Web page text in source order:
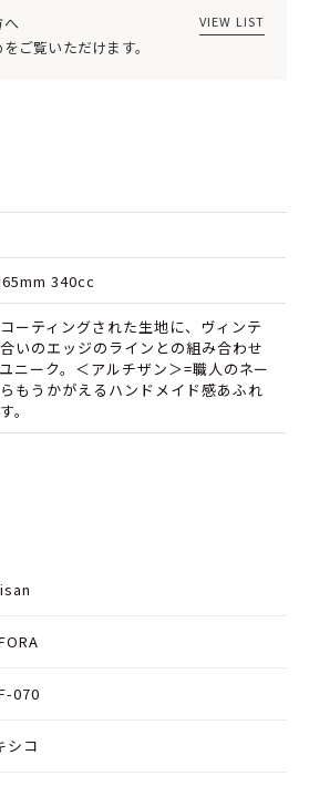
へ
ご覧いただけます。
VIEW LIST
340cc
ーティングされた生地に、ヴィンテ
いのエッジのラインとの組み合わせ
ニーク。＜アルチザン＞=職人のネー
もうかがえるハンドメイド感あふれ
。
070
シコ